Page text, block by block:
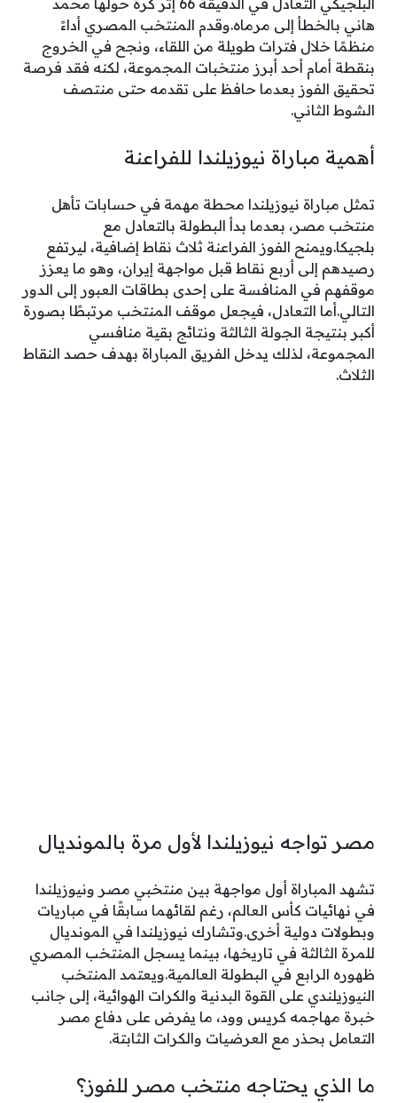
البلجيكي التعادل في الدقيقة 66 إثر كرة حولها محمد
هاني بالخطأ إلى مرماه.وقدم المنتخب المصري أداءً
منظمًا خلال فترات طويلة من اللقاء، ونجح في الخروج
بنقطة أمام أحد أبرز منتخبات المجموعة، لكنه فقد فرصة
تحقيق الفوز بعدما حافظ على تقدمه حتى منتصف
الشوط الثاني.
أهمية مباراة نيوزيلندا للفراعنة
تمثل مباراة نيوزيلندا محطة مهمة في حسابات تأهل
منتخب مصر، بعدما بدأ البطولة بالتعادل مع
بلجيكا.ويمنح الفوز الفراعنة ثلاث نقاط إضافية، ليرتفع
رصيدهم إلى أربع نقاط قبل مواجهة إيران، وهو ما يعزز
موقفهم في المنافسة على إحدى بطاقات العبور إلى الدور
التالي.أما التعادل، فيجعل موقف المنتخب مرتبطًا بصورة
أكبر بنتيجة الجولة الثالثة ونتائج بقية منافسي
المجموعة، لذلك يدخل الفريق المباراة بهدف حصد النقاط
الثلاث.
مصر تواجه نيوزيلندا لأول مرة بالمونديال
تشهد المباراة أول مواجهة بين منتخبي مصر ونيوزيلندا
في نهائيات كأس العالم، رغم لقائهما سابقًا في مباريات
وبطولات دولية أخرى.وتشارك نيوزيلندا في المونديال
للمرة الثالثة في تاريخها، بينما يسجل المنتخب المصري
ظهوره الرابع في البطولة العالمية.ويعتمد المنتخب
النيوزيلندي على القوة البدنية والكرات الهوائية، إلى جانب
خبرة مهاجمه كريس وود، ما يفرض على دفاع مصر
التعامل بحذر مع العرضيات والكرات الثابتة.
ما الذي يحتاجه منتخب مصر للفوز؟